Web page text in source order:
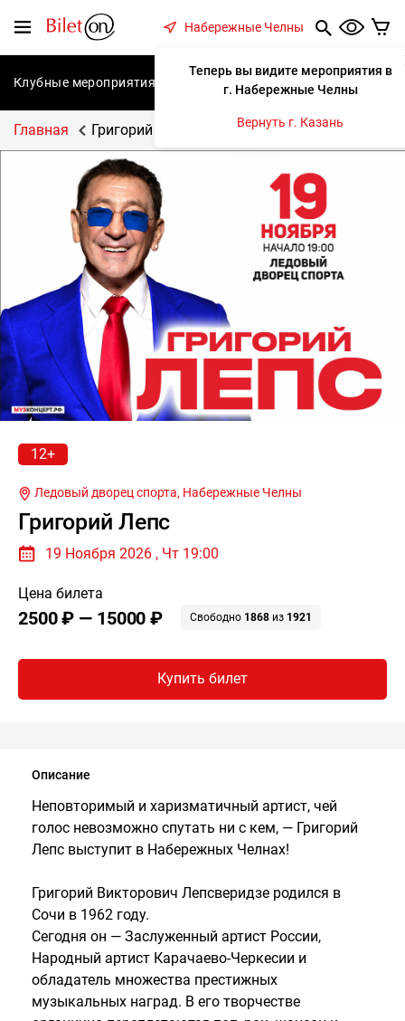
Меню
Набережные Челны
Теперь вы видите мероприятия в
г. Набережные Челны
Вернуть г. Казань
Клубные мероприятия Концерты Спектакли
Главная Григорий Лепс
12+
Ледовый дворец спорта, Набережные Челны
Григорий Лепс
19 Ноября 2026 , Чт 19:00
Цена билета
2500 ₽ — 15000 ₽ Свободно 1868 из 1921
Купить билет
Описание
Неповторимый и харизматичный артист, чей
голос невозможно спутать ни с кем, — Григорий
Лепс выступит в Набережных Челнах!
Григорий Викторович Лепсверидзе родился в
Сочи в 1962 году.
Сегодня он — Заслуженный артист России,
Народный артист Карачаево-Черкесии и
обладатель множества престижных
музыкальных наград. В его творчестве